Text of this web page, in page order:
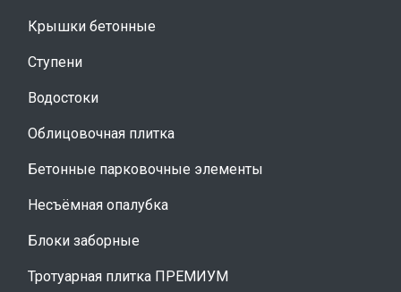
Крышки бетонные
Ступени
Водостоки
Облицовочная плитка
Бетонные парковочные элементы
Несъёмная опалубка
Блоки заборные
Тротуарная плитка ПРЕМИУМ